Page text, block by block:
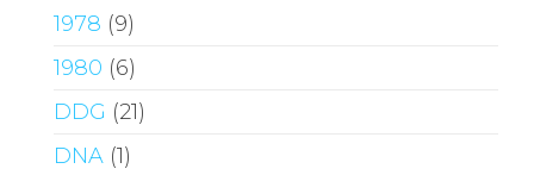
1978 (9)
1980 (6)
DDG (21)
DNA (1)